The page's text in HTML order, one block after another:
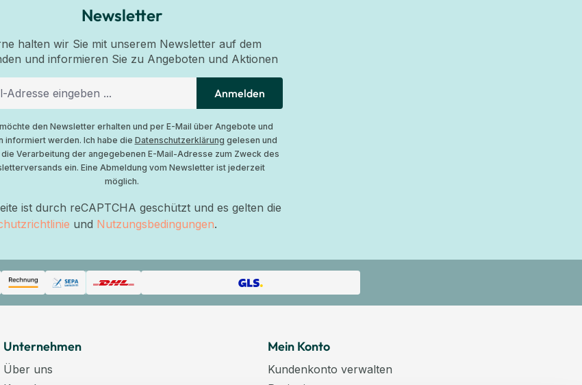
Newsletter
halten wir Sie mit unserem Newsletter auf dem
und informieren Sie zu Angeboten und Aktionen
Anmelden
den Newsletter erhalten und per E-Mail über Angebote und
informiert werden. Ich habe die Datenschutzerklärung gelesen und
Verarbeitung der angegebenen E-Mail-Adresse zum Zweck des
ein. Eine Abmeldung vom Newsletter ist jederzeit
möglich.
ist durch reCAPTCHA geschützt und es gelten die
und Nutzungsbedingungen.
Unternehmen
Über uns
Mein Konto
Kundenkonto verwalten